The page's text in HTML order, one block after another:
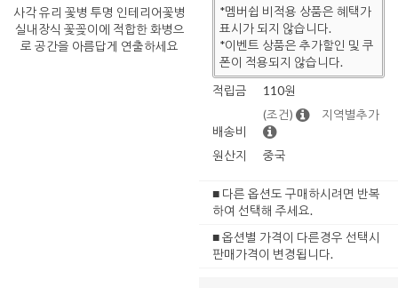
사각 유리 꽃병 투명 인테리어꽃병
실내장식 꽃꽂이에 적합한 화병으
로 공간을 아름답게 연출하세요
*멤버쉽 비적용 상품은 혜택가
표시가 되지 않습니다.
*이벤트 상품은 추가할인 및 쿠
폰이 적용되지 않습니다.
적립금
110원
배송비
(조건) 지역별추가
원산지 중국
■ 다른 옵션도 구매하시려면 반복
하여 선택해 주세요.
■ 옵션별 가격이 다른경우 선택시
판매가격이 변경됩니다.